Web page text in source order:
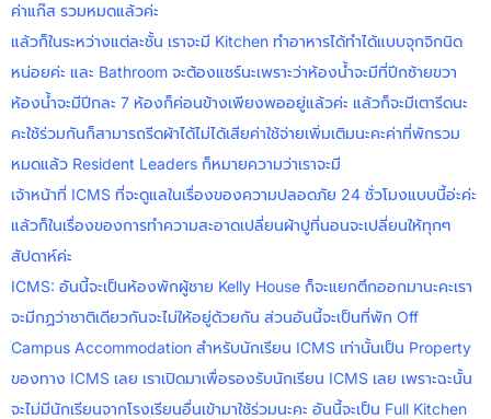
ค่าแก๊ส รวมหมดแล้วค่ะ
แล้วก็ในระหว่างแต่ละชั้น เราจะมี Kitchen ทำอาหารได้ทำได้แบบจุกจิกนิด
หน่อยค่ะ และ Bathroom จะต้องแชร์นะเพราะว่าห้องน้ำจะมีที่ปีกซ้ายขวา
ห้องน้ำจะมีปีกละ 7 ห้องก็ค่อนข้างเพียงพออยู่แล้วค่ะ แล้วก็จะมีเตารีดนะ
คะใช้ร่วมกันก็สามารถรีดผ้าได้ไม่ได้เสียค่าใช้จ่ายเพิ่มเติมนะคะค่าที่พักรวม
หมดแล้ว Resident Leaders ก็หมายความว่าเราจะมี
เจ้าหน้าที่ ICMS ที่จะดูแลในเรื่องของความปลอดภัย 24 ชั่วโมงแบบนี้อ่ะค่ะ
แล้วก็ในเรื่องของการทำความสะอาดเปลี่ยนผ้าปูที่นอนจะเปลี่ยนให้ทุกๆ
สัปดาห์ค่ะ
ICMS: อันนี้จะเป็นห้องพักผู้ชาย Kelly House ก็จะแยกตึกออกมานะคะเรา
จะมีกฏว่าชาติเดียวกันจะไม่ให้อยู่ด้วยกัน ส่วนอันนี้จะเป็นที่พัก Off
Campus Accommodation สำหรับนักเรียน ICMS เท่านั้นเป็น Property
ของทาง ICMS เลย เราเปิดมาเพื่อรองรับนักเรียน ICMS เลย เพราะฉะนั้น
จะไม่มีนักเรียนจากโรงเรียนอื่นเข้ามาใช้ร่วมนะคะ อันนี้จะเป็น Full Kitchen